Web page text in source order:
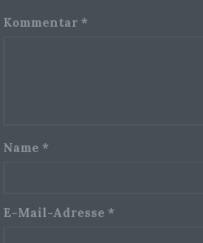
Kommentar *
Name *
E-Mail-Adresse *